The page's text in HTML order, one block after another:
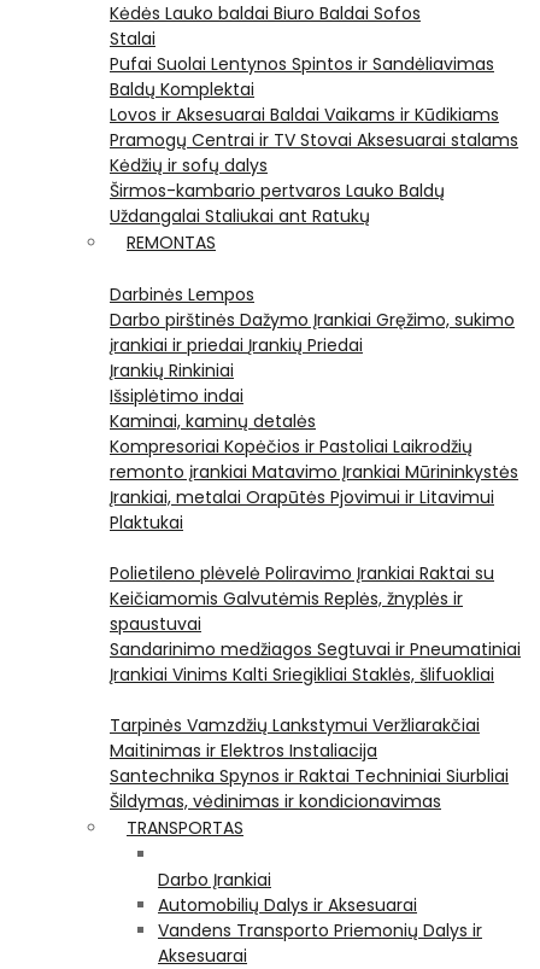
Kėdės Lauko baldai Biuro Baldai Sofos
Stalai
Pufai Suolai Lentynos Spintos ir Sandėliavimas
Baldų Komplektai
Lovos ir Aksesuarai Baldai Vaikams ir Kūdikiams
Pramogų Centrai ir TV Stovai Aksesuarai stalams
Kėdžių ir sofų dalys
Širmos-kambario pertvaros Lauko Baldų
Uždangalai Staliukai ant Ratukų
REMONTAS
Darbinės Lempos
Darbo pirštinės Dažymo Įrankiai Gręžimo, sukimo
įrankiai ir priedai Įrankių Priedai
Įrankių Rinkiniai
Išsiplėtimo indai
Kaminai, kaminų detalės
Kompresoriai Kopėčios ir Pastoliai Laikrodžių
remonto įrankiai Matavimo Įrankiai Mūrininkystės
Įrankiai, metalai Orapūtės Pjovimui ir Litavimui
Plaktukai
Polietileno plėvelė Poliravimo Įrankiai Raktai su
Keičiamomis Galvutėmis Replės, žnyplės ir
spaustuvai
Sandarinimo medžiagos Segtuvai ir Pneumatiniai
Įrankiai Vinims Kalti Sriegikliai Staklės, šlifuokliai
Tarpinės Vamzdžių Lankstymui Veržliarakčiai
Maitinimas ir Elektros Instaliacija
Santechnika Spynos ir Raktai Techniniai Siurbliai
Šildymas, vėdinimas ir kondicionavimas
TRANSPORTAS
Darbo Įrankiai
Automobilių Dalys ir Aksesuarai
Vandens Transporto Priemonių Dalys ir
Aksesuarai